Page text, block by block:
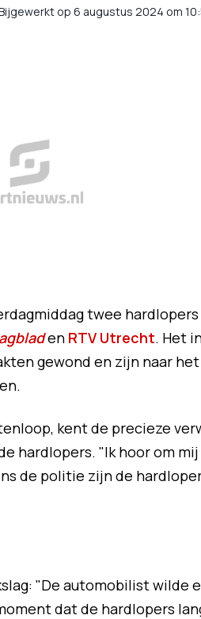
op 6 augustus 2024 om
twee
en RTV Utrecht. Het
gewond en zijn naar
kent de precieze
hardlopers. "Ik hoor om
de politie zijn de
"De automobilist wilde
dat de hardlopers